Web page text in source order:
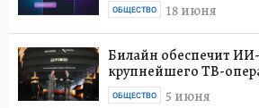
18 июня
ОБЩЕСТВО
Билайн обеспечит
крупнейшего ТВ-
5 июня
ОБЩЕСТВО